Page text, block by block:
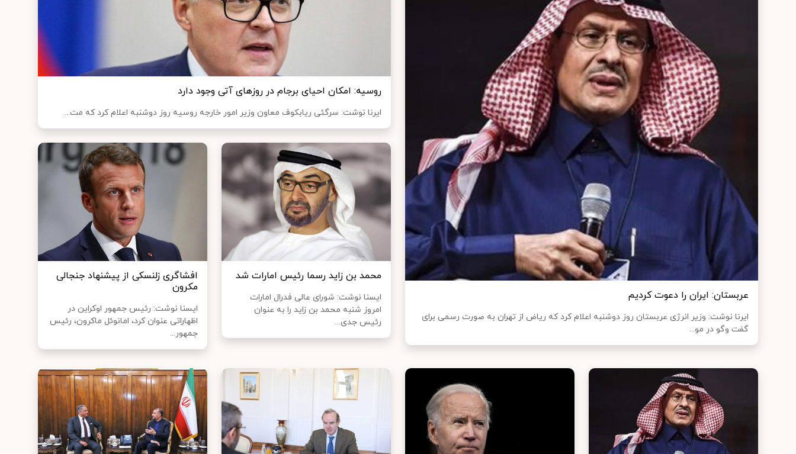
عربستان: ایران را دعوت کردیم
ایرنا نوشت: وزیر انرژی عربستان روز دوشنبه اعلام کرد که ریاض از تهران به صورت رسمی برای
گفت وگو در مو...
روسیه: امکان احیای برجام در روزهای آتی وجود دارد
ایرنا نوشت: سرگئی ریابکوف معاون وزیر امور خارجه روسیه روز دوشنبه اعلام کرد که مت...
محمد بن زاید رسما رئیس امارات شد
ایسنا نوشت: شورای عالی فدرال امارات
امروز شنبه محمد بن زاید را به عنوان
رئیس جدی...
افشاگری زلنسکی از پیشنهاد جنجالی
مکرون
ایسنا نوشت: رئیس جمهور اوکراین در
اظهاراتی عنوان کرد، امانوئل ماکرون، رئیس
جمهور...